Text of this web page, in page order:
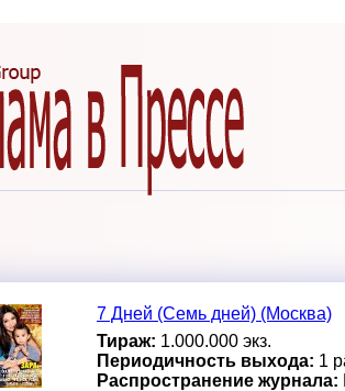
7 Дней (Семь дней) (Москва)
Тираж: 1.000.000 экз.
Периодичность выхода: 1
Распространение журнала: